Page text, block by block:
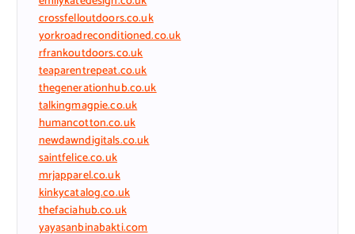
crossfelloutdoors.co.uk
yorkroadreconditioned.co.uk
rfrankoutdoors.co.uk
teaparentrepeat.co.uk
thegenerationhub.co.uk
talkingmagpie.co.uk
humancotton.co.uk
newdawndigitals.co.uk
saintfelice.co.uk
mrjapparel.co.uk
kinkycatalog.co.uk
thefaciahub.co.uk
yayasanbinabakti.com